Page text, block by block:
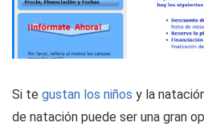
Si te gustan los niños y la
de natación puede ser una gran